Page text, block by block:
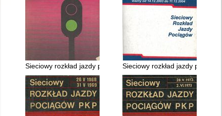
Sieciowy rozkład jazdy pociągów PKP ważny 28.V.1989 -
Sieciowy rozkład jazdy